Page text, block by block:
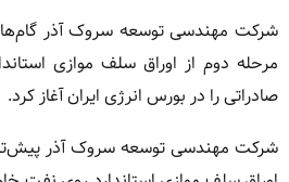
شرکت مهندسی توسعه سروک آذر گام‌های
مرحله دوم از اوراق سلف موازی
صادراتی را در بورس انرژی ایران آغاز کرد.
شرکت مهندسی توسعه سروک آذر پیش‌تر